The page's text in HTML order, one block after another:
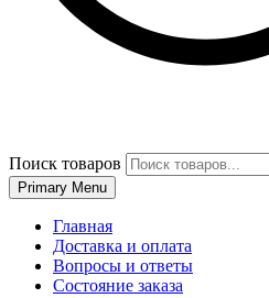
Поиск товаров
Primary Menu
Главная
Доставка и оплата
Вопросы и ответы
Состояние заказа